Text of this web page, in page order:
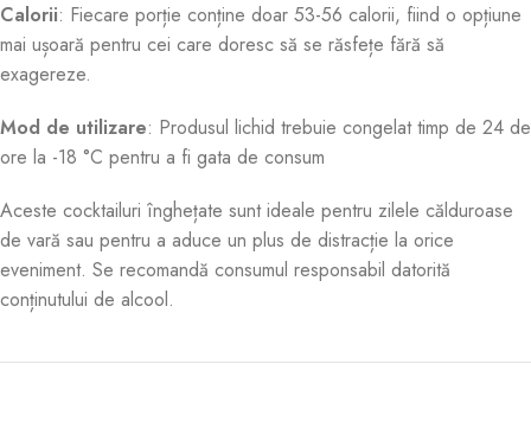
Calorii: Fiecare porție conține doar 53-56 calorii, fiind o opțiune
mai ușoară pentru cei care doresc să se răsfețe fără să
exagereze.
Mod de utilizare: Produsul lichid trebuie congelat timp de 24 de
ore la -18 °C pentru a fi gata de consum
Aceste cocktailuri înghețate sunt ideale pentru zilele călduroase
de vară sau pentru a aduce un plus de distracție la orice
eveniment. Se recomandă consumul responsabil datorită
conținutului de alcool.